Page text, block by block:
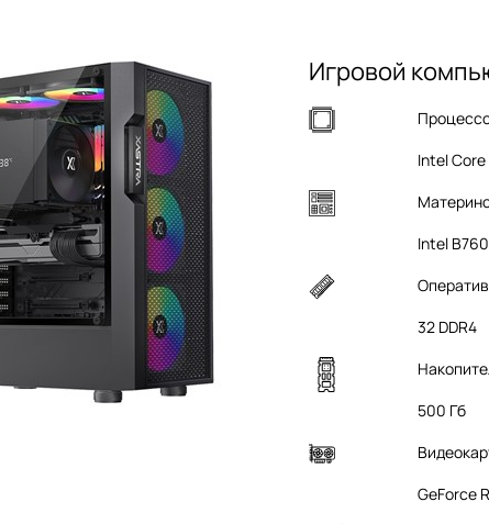
Игровой
Intel
Intel B760
32 DDR4
500 Гб
GeForce